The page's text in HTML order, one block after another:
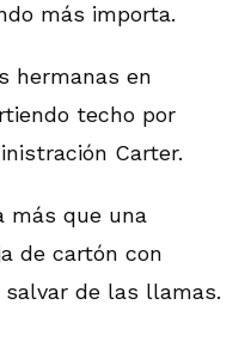
más importa.
hermanas en
techo por
Carter.
más que una
de cartón con
de las llamas.